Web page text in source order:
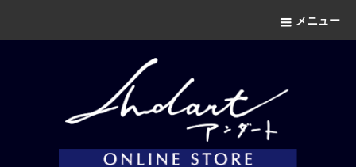
メニュー